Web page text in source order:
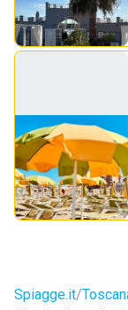
Spiagge.it